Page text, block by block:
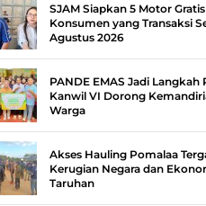
SJAM Siapkan 5 Motor
Konsumen yang Transaksi
Agustus 2026
PANDE EMAS Jadi Langkah
Kanwil VI Dorong
Warga
Akses Hauling Pomalaa
Kerugian Negara dan
Taruhan